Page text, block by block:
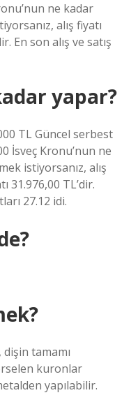
ne kadar
alış fiyatı
En son alış ve satış
yapar?
TL Güncel serbest
İsveç Kronu’nun ne
istiyorsanız, alış
31.976,00 TL’dir.
27.12 idi.
tamamı
kuronlar
yapılabilir.